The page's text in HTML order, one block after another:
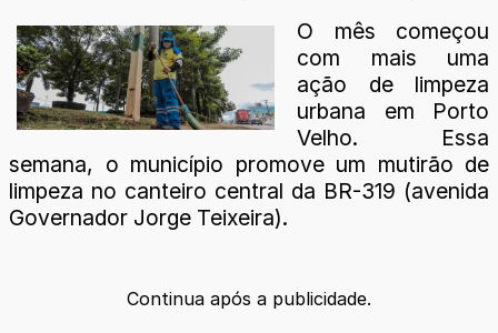
O mês começou
com mais uma
ação de limpeza
urbana em Porto
Velho. Essa
semana, o município promove um mutirão de
limpeza no canteiro central da BR-319 (avenida
Governador Jorge Teixeira).
Continua após a publicidade.